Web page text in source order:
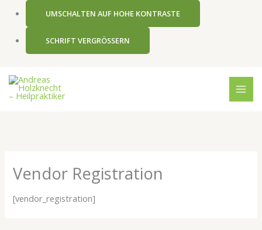
UMSCHALTEN AUF HOHE KONTRASTE
SCHRIFT VERGRÖSSERN
springen
Vendor Registration
[vendor_registration]